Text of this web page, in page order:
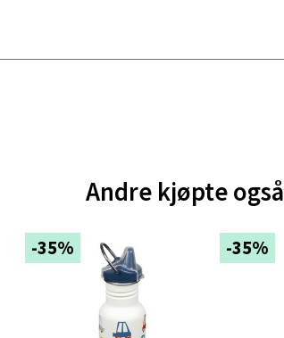
Andre kjøpte også
-35% -35%
10-20
1, 8514 Narvik
- Oasen Senter